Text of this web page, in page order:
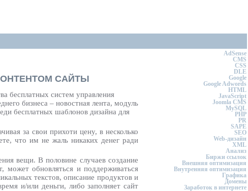
САЙТЫ
бесплатных систем управления
бизнеса – новостная лента, модуль
бесплатных шаблонов дизайна для
за свои прихоти цену, в несколько
что им не жаль никаких денег ради
вещи. В половине случаев создание
может обновляться и поддерживаться
текстов, описание продуктов и
и/или деньги, либо заполняет сайт
AdSense
CMS
CSS
DLE
Google
Google Adwords
HTML
JavaScript
Joomla CMS
MySQL
PHP
PR
SAPE
SEO
Web-дизайн
XML
Анализ
Биржи ссылок
Внешняя оптимизация
Внутренняя оптимизация
Графика
Домены
Заработок в интернете